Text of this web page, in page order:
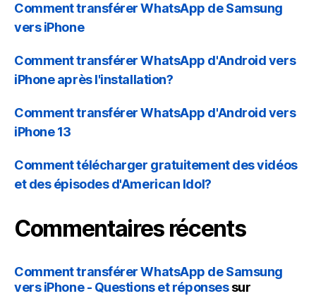
Comment transférer WhatsApp de Samsung
vers iPhone
Comment transférer WhatsApp d'Android vers
iPhone après l'installation?
Comment transférer WhatsApp d'Android vers
iPhone 13
Comment télécharger gratuitement des vidéos
et des épisodes d'American Idol?
Commentaires récents
Comment transférer WhatsApp de Samsung
vers iPhone - Questions et réponsessur